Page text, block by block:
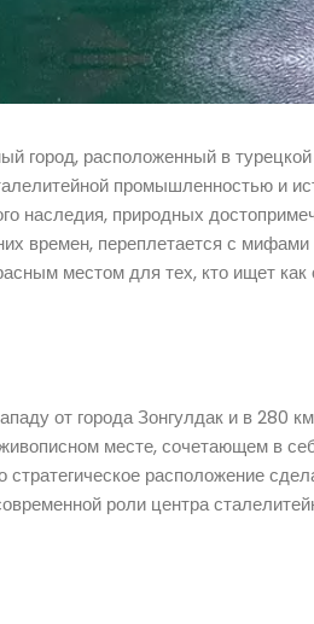
город, расположенный в
промышленностью и
наследия, природных
времен, переплетается с мифами
местом для тех, кто ищет как
от города Зонгулдак и в 280
месте, сочетающем в
расположение
роли центра